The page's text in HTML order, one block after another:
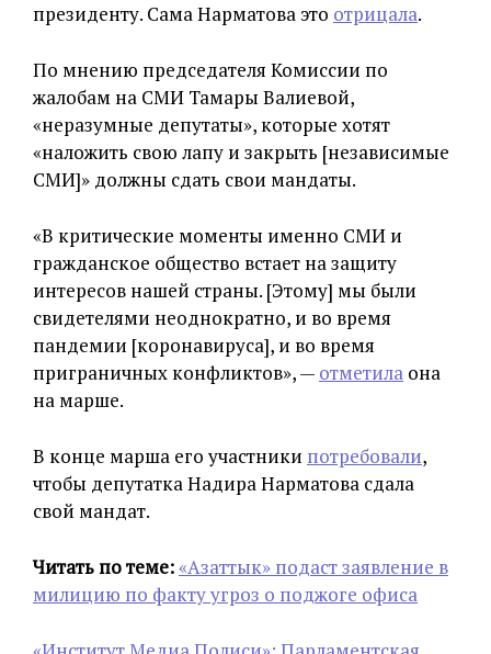
президенту. Сама Нарматова это отрицала.
По мнению председателя Комиссии по
жалобам на СМИ Тамары Валиевой,
«неразумные депутаты», которые хотят
«наложить свою лапу и закрыть [независимые
СМИ]» должны сдать свои мандаты.
«В критические моменты именно СМИ и
гражданское общество встает на защиту
интересов нашей страны. [Этому] мы были
свидетелями неоднократно, и во время
пандемии [коронавируса], и во время
приграничных конфликтов», — отметила она
на марше.
В конце марша его участники потребовали,
чтобы депутатка Надира Нарматова сдала
свой мандат.
Читать по теме:«Азаттык» подаст заявление в
милицию по факту угроз о поджоге офиса